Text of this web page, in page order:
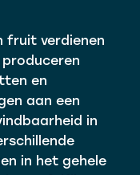
fruit verdienen
en
aan een
in
in het gehele